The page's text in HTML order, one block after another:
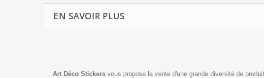
EN SAVOIR PLUS
Art Déco Stickers vous propose la vente d'une grande diversité de